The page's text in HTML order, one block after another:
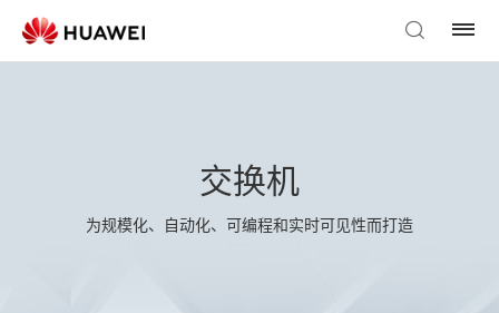
交换机
为规模化、自动化、可编程和实时可见性而打造